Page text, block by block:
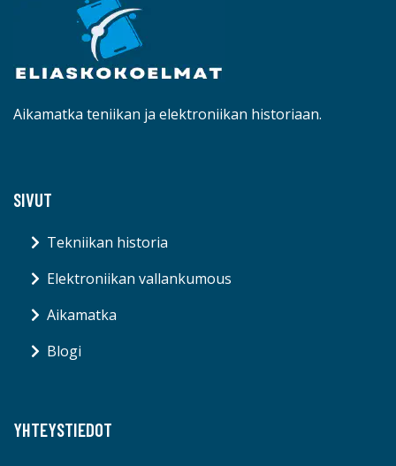
Aikamatka teniikan ja elektroniikan historiaan.
SIVUT
Tekniikan historia
Elektroniikan vallankumous
Aikamatka
Blogi
YHTEYSTIEDOT